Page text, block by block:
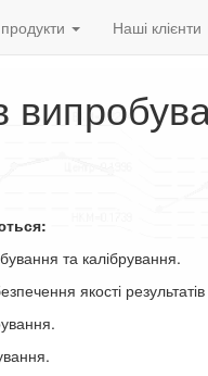
Наші клієнти
та калібрування.
якості